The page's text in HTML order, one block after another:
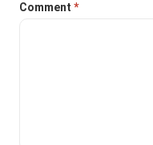
Comment*